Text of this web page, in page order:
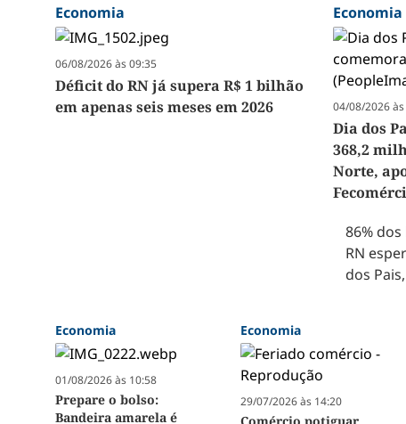
Economia
06/08/2026 às 09:35
Déficit do RN já supera R$ 1 bilhão
em apenas seis meses em 2026
Economia
04/08/2026
Dia dos
368,2
Norte,
86%
RN
dos
Economia
01/08/2026 às 10:58
Prepare o bolso:
Bandeira amarela é
Economia
29/07/2026 às 14:20